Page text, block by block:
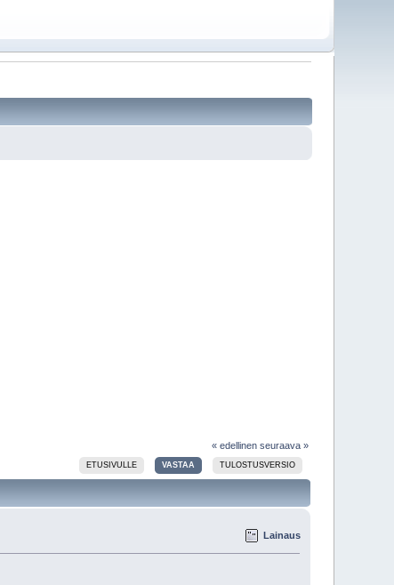
« edellinen seuraava »
ETUSIVULLE VASTAA TULOSTUSVERSIO
Lainaus